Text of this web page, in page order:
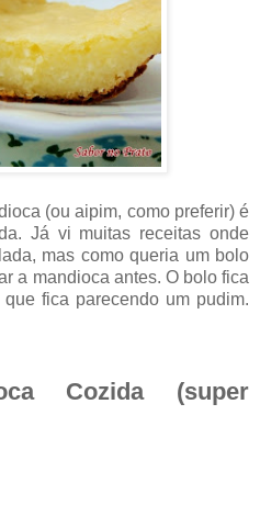
(ou aipim, como preferir) é
Já vi muitas receitas onde
mas como queria um bolo
a mandioca antes. O bolo fica
fica parecendo um pudim.
Cozida (super